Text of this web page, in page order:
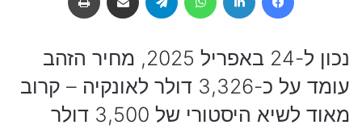
נכון ל-24 באפריל 2025, מחיר הזהב
עומד על כ-3,326 דולר לאונקיה – קרוב
מאוד לשיא היסטורי של 3,500 דולר